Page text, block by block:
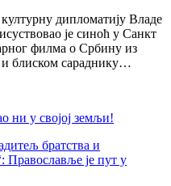
дипломатију Владе
је синоћ у Санкт
филма о Србину из
блиском сараднику…
ни у својој земљи!
братства и
Православље је пут у